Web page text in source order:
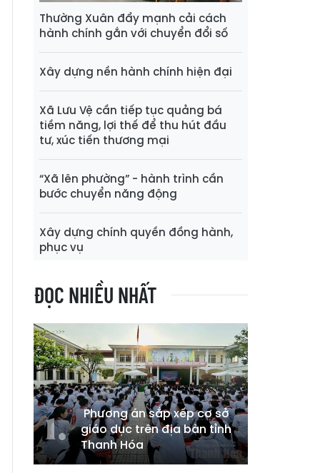
Thường Xuân đẩy mạnh cải cách
hành chính gắn với chuyển đổi số
Xây dựng nền hành chính hiện đại
Xã Lưu Vệ cần tiếp tục quảng bá
tiềm năng, lợi thế để thu hút đầu
tư, xúc tiến thương mại
“Xã lên phường” - hành trình cần
bước chuyển năng động
Xây dựng chính quyền đồng hành,
phục vụ
ĐỌC NHIỀU NHẤT
Phương án sắp xếp cơ sở
giáo dục trên địa bàn tỉnh
Thanh Hóa